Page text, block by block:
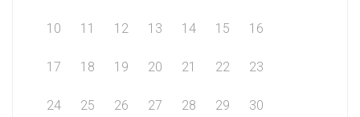
10 11 12 13 14 15 16
17 18 19 20 21 22 23
24 25 26 27 28 29 30